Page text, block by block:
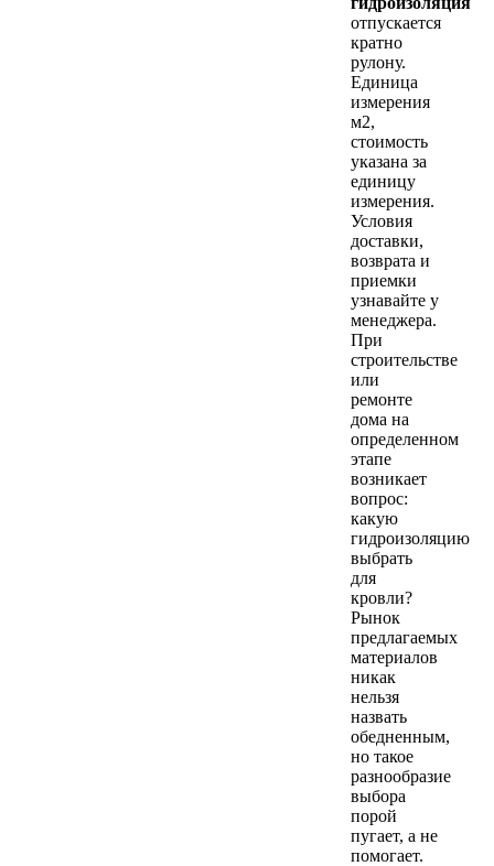
отпускается
кратно
рулону.
Единица
измерения
м2,
стоимость
указана за
единицу
измерения.
Условия
доставки,
возврата и
приемки
узнавайте у
менеджера.
При
строительстве
или
ремонте
дома на
определенном
этапе
возникает
вопрос:
какую
гидроизоляцию
выбрать
для
кровли?
Рынок
предлагаемых
материалов
никак
нельзя
назвать
обедненным,
но такое
разнообразие
выбора
порой
пугает, а не
помогает.